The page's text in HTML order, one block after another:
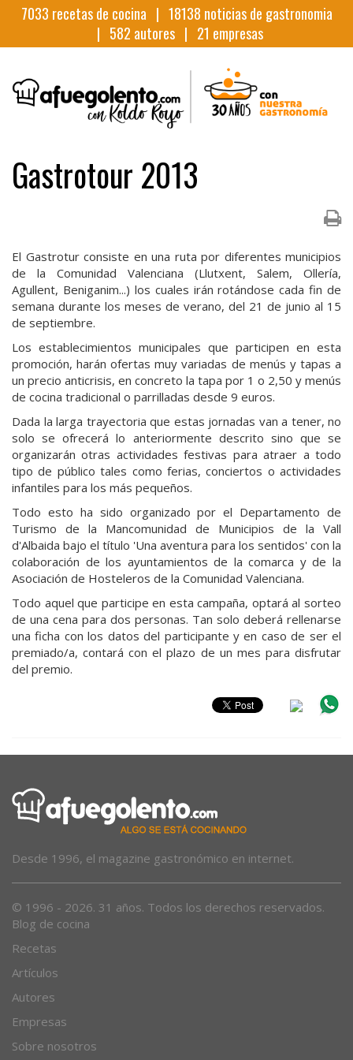
7033 recetas de cocina | 18138 noticias de gastronomia
| 582 autores | 21 empresas
Gastrotour 2013
El Gastrotur consiste en una ruta por diferentes municipios
de la Comunidad Valenciana (Llutxent, Salem, Ollería,
Agullent, Beniganim...) los cuales irán rotándose cada fin de
semana durante los meses de verano, del 21 de junio al 15
de septiembre.
Los establecimientos municipales que participen en esta
promoción, harán ofertas muy variadas de menús y tapas a
un precio anticrisis, en concreto la tapa por 1 o 2,50 y menús
de cocina tradicional o parrilladas desde 9 euros.
Dada la larga trayectoria que estas jornadas van a tener, no
solo se ofrecerá lo anteriormente descrito sino que se
organizarán otras actividades festivas para atraer a todo
tipo de público tales como ferias, conciertos o actividades
infantiles para los más pequeños.
Todo esto ha sido organizado por el Departamento de
Turismo de la Mancomunidad de Municipios de la Vall
d'Albaida bajo el título 'Una aventura para los sentidos' con la
colaboración de los ayuntamientos de la comarca y de la
Asociación de Hosteleros de la Comunidad Valenciana.
Todo aquel que participe en esta campaña, optará al sorteo
de una cena para dos personas. Tan solo deberá rellenarse
una ficha con los datos del participante y en caso de ser el
premiado/a, contará con el plazo de un mes para disfrutar
del premio.
Desde 1996, el magazine gastronómico en internet.
© 1996 - 2026. 31 años. Todos los derechos reservados.
Blog de cocina
Recetas
Artículos
Autores
Empresas
Sobre nosotros